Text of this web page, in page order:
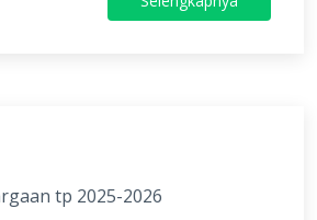
tp 2025-2026